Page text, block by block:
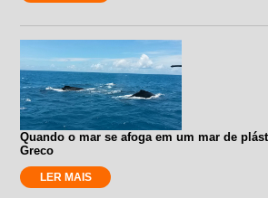
Quando o mar se afoga em um mar de
Greco
LER MAIS